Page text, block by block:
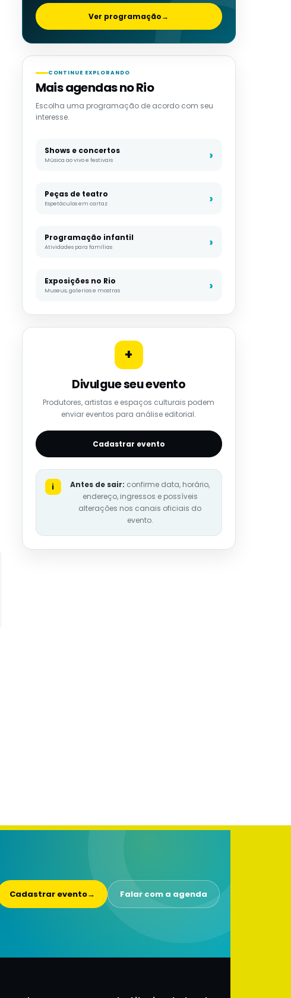
Ver programação→
CONTINUE EXPLORANDO
Mais agendas no Rio
Escolha uma programação de acordo com seu
interesse.
Shows e concertos
Música ao vivo e festivais
Peças de teatro
Espetáculos em cartaz
Programação infantil
Atividades para famílias
Exposições no Rio
Museus, galerias e mostras
+
Divulgue seu evento
Produtores, artistas e espaços culturais podem
enviar eventos para análise editorial.
Cadastrar evento
i Antes de sair: confirme data, horário,
endereço, ingressos e possíveis
alterações nos canais oficiais do
evento.
Cadastrar evento→ Falar com a agenda